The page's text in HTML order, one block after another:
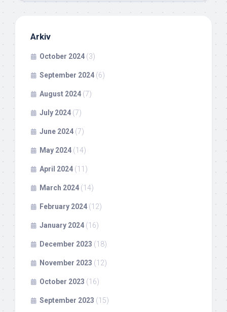
Arkiv
October 2024 (3)
September 2024 (6)
August 2024 (7)
July 2024 (7)
June 2024 (7)
May 2024 (14)
April 2024 (11)
March 2024 (14)
February 2024 (12)
January 2024 (16)
December 2023 (18)
November 2023 (12)
October 2023 (16)
September 2023 (15)